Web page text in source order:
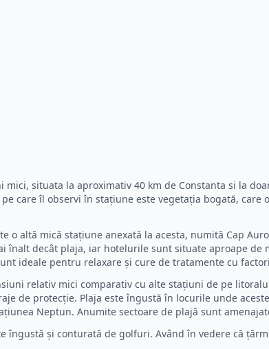
mici, situata la aproximativ 40 km de Constanta si la
care îl observi în stațiune este vegetația bogată,
o altă mică stațiune anexată la acesta, numită Cap
înalt decât plaja, iar hotelurile sunt situate aproape
ideale pentru relaxare și cure de tratamente cu
relativ mici comparativ cu alte stațiuni de pe
de protecție. Plaja este îngustă în locurile unde
Neptun. Anumite sectoare de plajă sunt
îngustă și conturată de golfuri. Având în vedere că